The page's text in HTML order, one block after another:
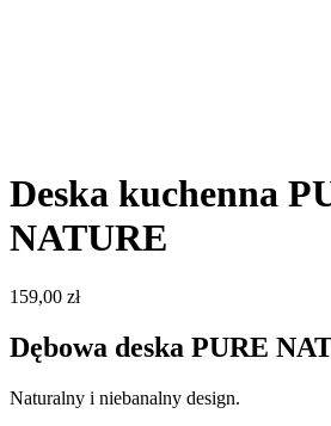
Deska kuchenna
NATURE
159,00 zł
Dębowa deska PURE
Naturalny i niebanalny design.